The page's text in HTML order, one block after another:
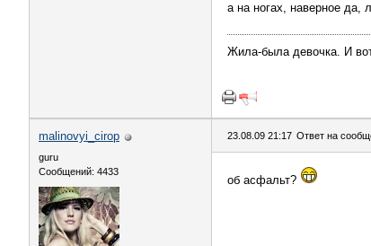
а на ногах, наверное да,
Жила-была девочка. И
malinovyi_cirop
guru
Сообщений: 4433
23.08.09 21:17 Ответ на
об асфальт?